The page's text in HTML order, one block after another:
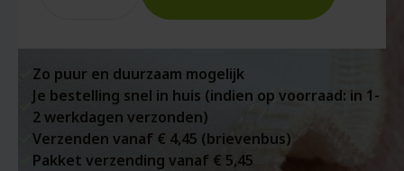
Zo puur en duurzaam mogelijk
Je bestelling snel in huis (indien op voorraad: in 1-
2 werkdagen verzonden)
Verzenden vanaf € 4,45 (brievenbus)
Pakket verzending vanaf € 5,45